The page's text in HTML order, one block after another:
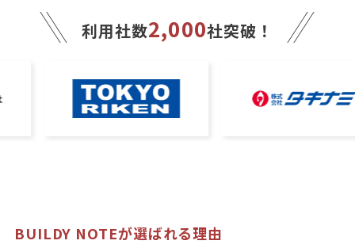
利用社数2,000社突破！
BUILDY NOTEが選ばれる理由